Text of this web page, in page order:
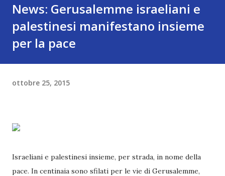
News: Gerusalemme israeliani e
palestinesi manifestano insieme
per la pace
ottobre 25, 2015
Israeliani e palestinesi insieme, per strada, in nome della
pace. In centinaia sono sfilati per le vie di Gerusalemme,